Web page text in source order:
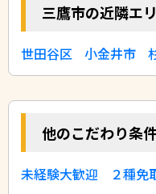
三鷹市の近隣エ
世田谷区 小金井市
他のこだわり条
未経験大歓迎 ２種免